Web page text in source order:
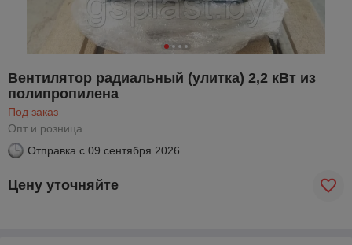
Вентилятор радиальный (улитка) 2,2 кВт из
полипропилена
Под заказ
Опт и розница
Отправка с 09 сентября 2026
Цену уточняйте